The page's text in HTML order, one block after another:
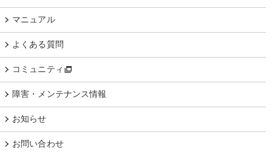
マニュアル
よくある質問
コミュニティ
障害・メンテナンス情報
お知らせ
お問い合わせ